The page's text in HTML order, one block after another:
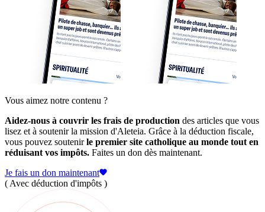
Vous aimez notre contenu ?
Aidez-nous à couvrir les frais de production des articles que vous
lisez et à soutenir la mission d'Aleteia. Grâce à la déduction fiscale,
vous pouvez soutenirle premier site catholique au monde tout en
réduisant vos impôts. Faites un don dès maintenant.
Je fais un don maintenant
( Avec déduction d'impôts )